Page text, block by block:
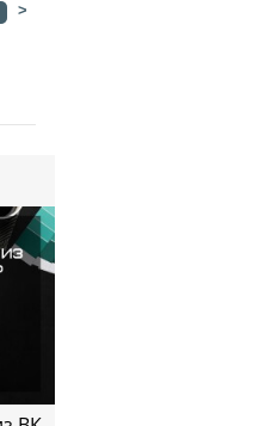
2022
>